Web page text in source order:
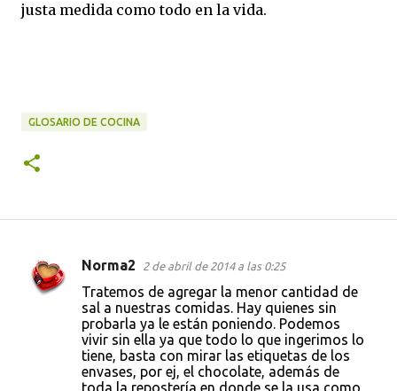
justa medida como todo en la vida.
GLOSARIO DE COCINA
C
Norma2 2 de abril de 2014 a las 0:25
Tratemos de agregar la menor cantidad de
sal a nuestras comidas. Hay quienes sin
probarla ya le están poniendo. Podemos
vivir sin ella ya que todo lo que ingerimos lo
tiene, basta con mirar las etiquetas de los
envases, por ej, el chocolate, además de
toda la repostería en donde se la usa como